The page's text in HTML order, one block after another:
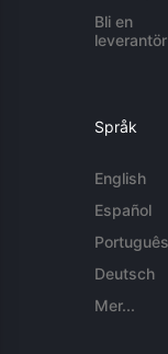
Bli en
leverantör
Språk
English
Español
Português
Deutsch
Mer...